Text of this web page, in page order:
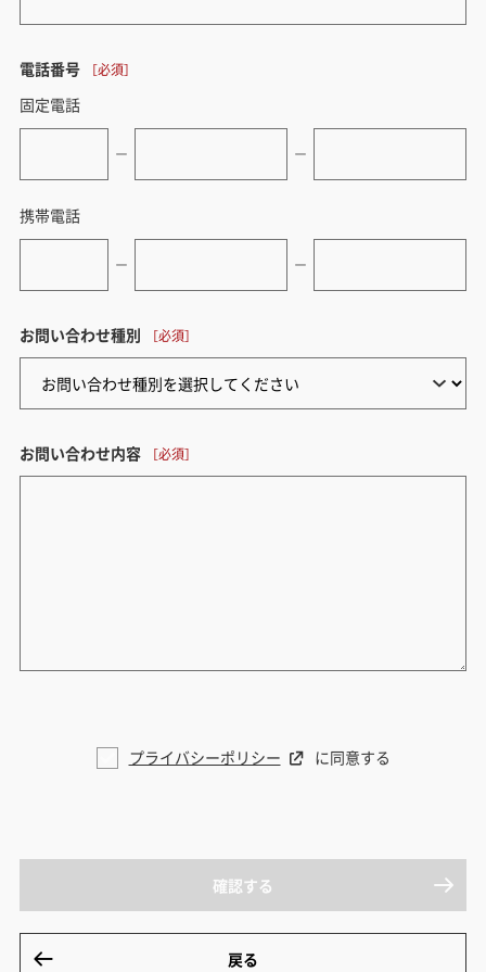
電話番号
固定電話
ー ー
携帯電話
ー ー
お問い合わせ種別
お問い合わせ内容
プライバシーポリシー に同意する
戻る
確認する